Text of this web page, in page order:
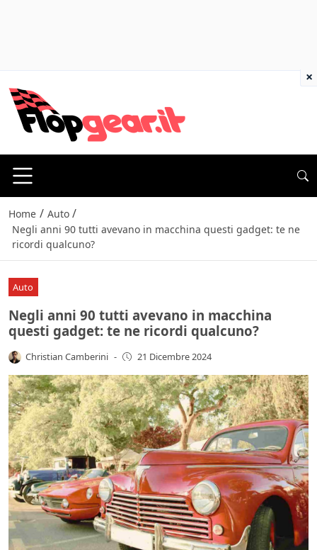
Home / Auto /
Negli anni 90 tutti avevano in macchina questi gadget: te ne
ricordi qualcuno?
Auto
Negli anni 90 tutti avevano in macchina
questi gadget: te ne ricordi qualcuno?
Christian Camberini - 21 Dicembre 2024
×